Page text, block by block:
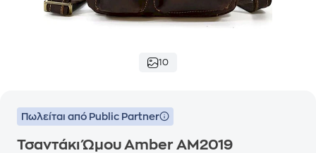
10
Πωλείται από Public Partner
Τσαντάκι Ώμου Amber AΜ2019